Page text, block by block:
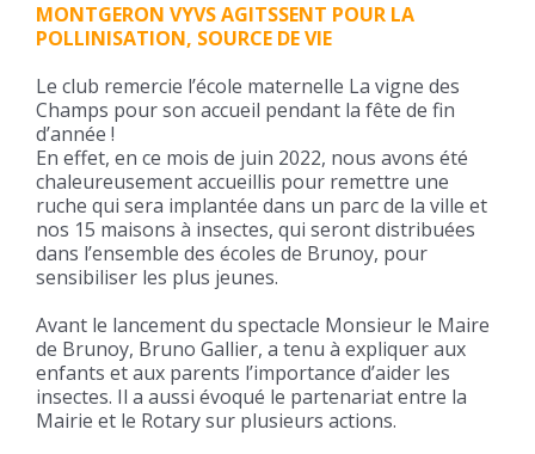
MONTGERON VYVS AGITSSENT POUR LA
POLLINISATION, SOURCE DE VIE
Le club remercie l’école maternelle La vigne des
Champs pour son accueil pendant la fête de fin
d’année !
En effet, en ce mois de juin 2022, nous avons été
chaleureusement accueillis pour remettre une
ruche qui sera implantée dans un parc de la ville et
nos 15 maisons à insectes, qui seront distribuées
dans l’ensemble des écoles de Brunoy, pour
sensibiliser les plus jeunes.
Avant le lancement du spectacle Monsieur le Maire
de Brunoy, Bruno Gallier, a tenu à expliquer aux
enfants et aux parents l’importance d’aider les
insectes. Il a aussi évoqué le partenariat entre la
Mairie et le Rotary sur plusieurs actions.